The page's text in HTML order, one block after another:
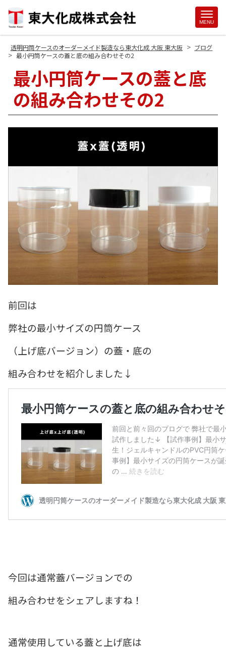
MENU
透明円筒ケースのオーダーメイド製造なら東大化成 大阪 東大阪 > ブログ
> 最小円筒ケースの蓋と底の組み合わせその2
最小円筒ケースの蓋と底
の組み合わせその2
前回は
弊社の最小サイズの円筒ケース
（上げ底バージョン）の蓋・底の
組み合わせを紹介しました↓
今回は通常蓋バージョンでの
組み合わせをシェアしますね！
通常使用している蓋と上げ底は
Site
Footer